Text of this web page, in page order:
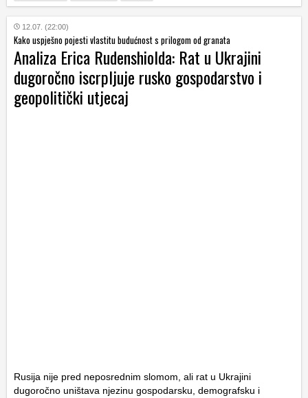
12.07. (22:00)
Kako uspješno pojesti vlastitu budućnost s prilogom od granata
Analiza Erica Rudenshiolda: Rat u Ukrajini
dugoročno iscrpljuje rusko gospodarstvo i
geopolitički utjecaj
Rusija nije pred neposrednim slomom, ali rat u Ukrajini
dugoročno uništava njezinu gospodarsku, demografsku i